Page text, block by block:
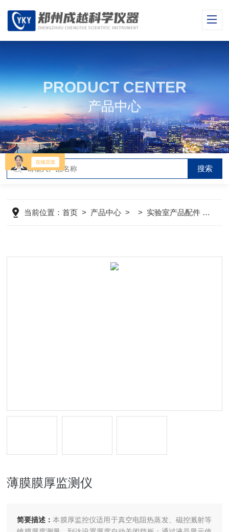
PRODUCT CENTER
产品中心
当前位置：首页 > 产品中心 > > 实验室产品配件
薄膜膜厚监测仪
简要描述：本膜厚监控仪适用于真空电阻热蒸发、磁控溅射等